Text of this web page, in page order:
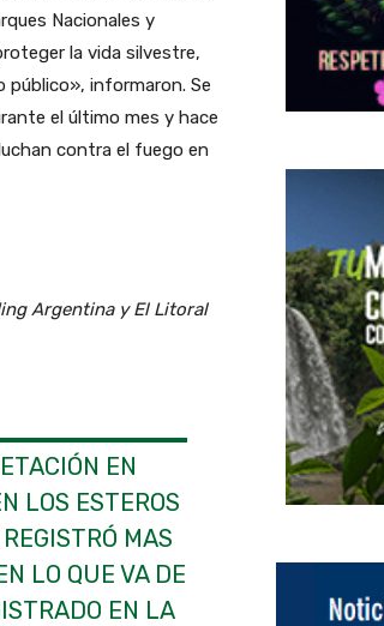
Nacionales y
la vida silvestre,
informaron. Se
el último mes y hace
contra el fuego en
Argentina y El Litoral
EN
LOS ESTEROS
MAS
LO QUE VA DE
EN LA